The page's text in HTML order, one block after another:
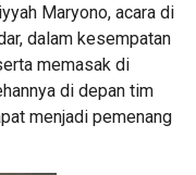
Maryono, acara di
dalam kesempatan
memasak di
di depan tim
menjadi pemenang